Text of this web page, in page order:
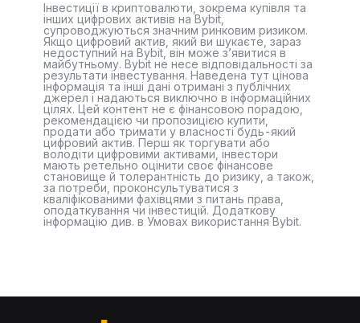
Інвестиції в криптовалюти, зокрема купівля та
інших цифрових активів на Bybit,
супроводжуються значним ринковим ризиком.
Якщо цифровий актив, який ви шукаєте, зараз
недоступний на Bybit, він може з’явитися в
майбутньому. Bybit не несе відповідальності за
результати інвестування. Наведена тут цінова
інформація та інші дані отримані з публічних
джерел і надаються виключно в інформаційних
цілях. Цей контент не є фінансовою порадою,
рекомендацією чи пропозицією купити,
продати або тримати у власності будь-який
цифровий актив. Перш як торгувати або
володіти цифровими активами, інвестори
мають ретельно оцінити своє фінансове
становище й толерантність до ризику, а також,
за потреби, проконсультуватися з
кваліфікованими фахівцями з питань права,
оподаткування чи інвестицій. Додаткову
інформацію див. в Умовах використання Bybit.